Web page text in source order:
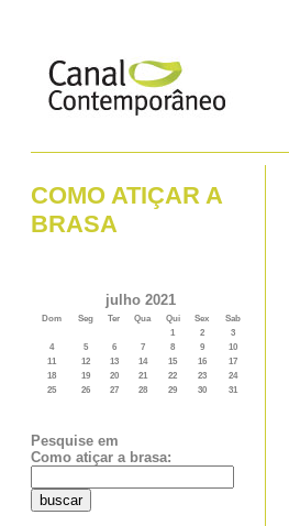
COMO ATIÇAR A
BRASA
julho 2021
Dom Seg Ter Qua Qui Sex
Sab
1
2
3
4
5 6 7 8 9
10
11
12 13 14 15 16
17
18
19 20 21 22 23
24
25
26 27 28 29 30 31
Pesquise em
Como atiçar a brasa: